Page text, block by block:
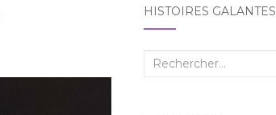
HISTOIRES GALANTES
Recherche